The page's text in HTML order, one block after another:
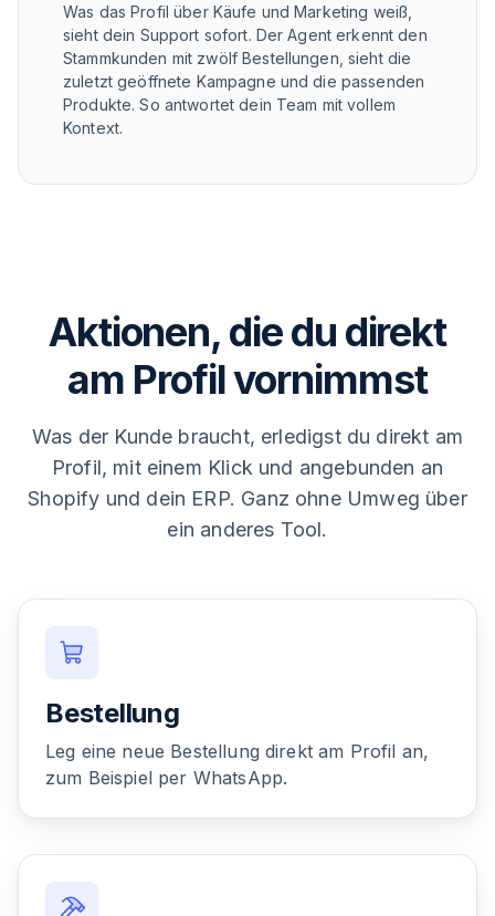
Was das Profil über Käufe und Marketing weiß,
sieht dein Support sofort. Der Agent erkennt den
Stammkunden mit zwölf Bestellungen, sieht die
zuletzt geöffnete Kampagne und die passenden
Produkte. So antwortet dein Team mit vollem
Kontext.
Aktionen, die du direkt
am Profil vornimmst
Was der Kunde braucht, erledigst du direkt am
Profil, mit einem Klick und angebunden an
Shopify und dein ERP. Ganz ohne Umweg über
ein anderes Tool.
Bestellung
Leg eine neue Bestellung direkt am Profil an,
zum Beispiel per WhatsApp.